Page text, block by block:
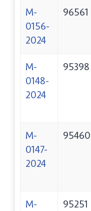
M-
0156-
2024
96561
M-
0148-
2024
95398
M-
0147-
2024
95460
M-
95251